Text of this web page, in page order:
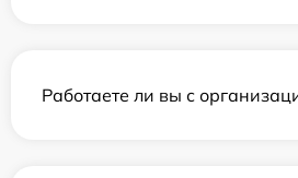
Работаете ли вы с